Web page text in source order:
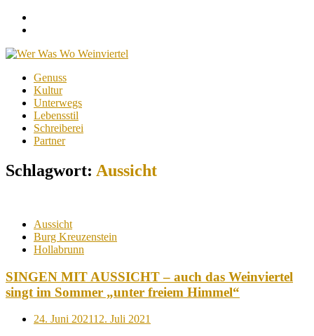
Skip
content
Genuss
Kultur
Unterwegs
Lebensstil
Schreiberei
Partner
Schlagwort: Aussicht
Aussicht
Burg Kreuzenstein
Hollabrunn
SINGEN MIT AUSSICHT – auch das Weinviertel
singt im Sommer „unter freiem Himmel“
Posted
24. Juni 202112. Juli 2021